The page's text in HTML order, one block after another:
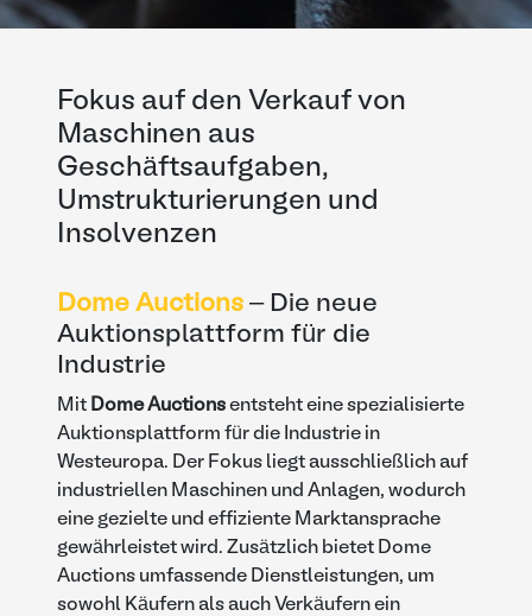
Fokus auf den Verkauf von
Maschinen aus
Geschäftsaufgaben,
Umstrukturierungen und
Insolvenzen
Dome Auctions – Die neue
Auktionsplattform für die
Industrie
Mit Dome Auctions entsteht eine spezialisierte
Auktionsplattform für die Industrie in
Westeuropa. Der Fokus liegt ausschließlich auf
industriellen Maschinen und Anlagen, wodurch
eine gezielte und effiziente Marktansprache
gewährleistet wird. Zusätzlich bietet Dome
Auctions umfassende Dienstleistungen, um
sowohl Käufern als auch Verkäufern ein